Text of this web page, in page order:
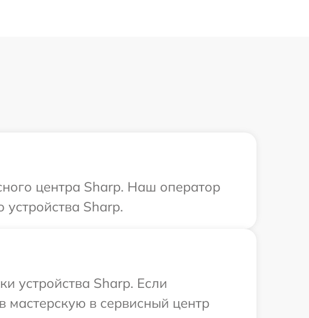
центра Sharp. Наш оператор
Sharp.
устройства Sharp. Если
мастерскую в сервисный центр